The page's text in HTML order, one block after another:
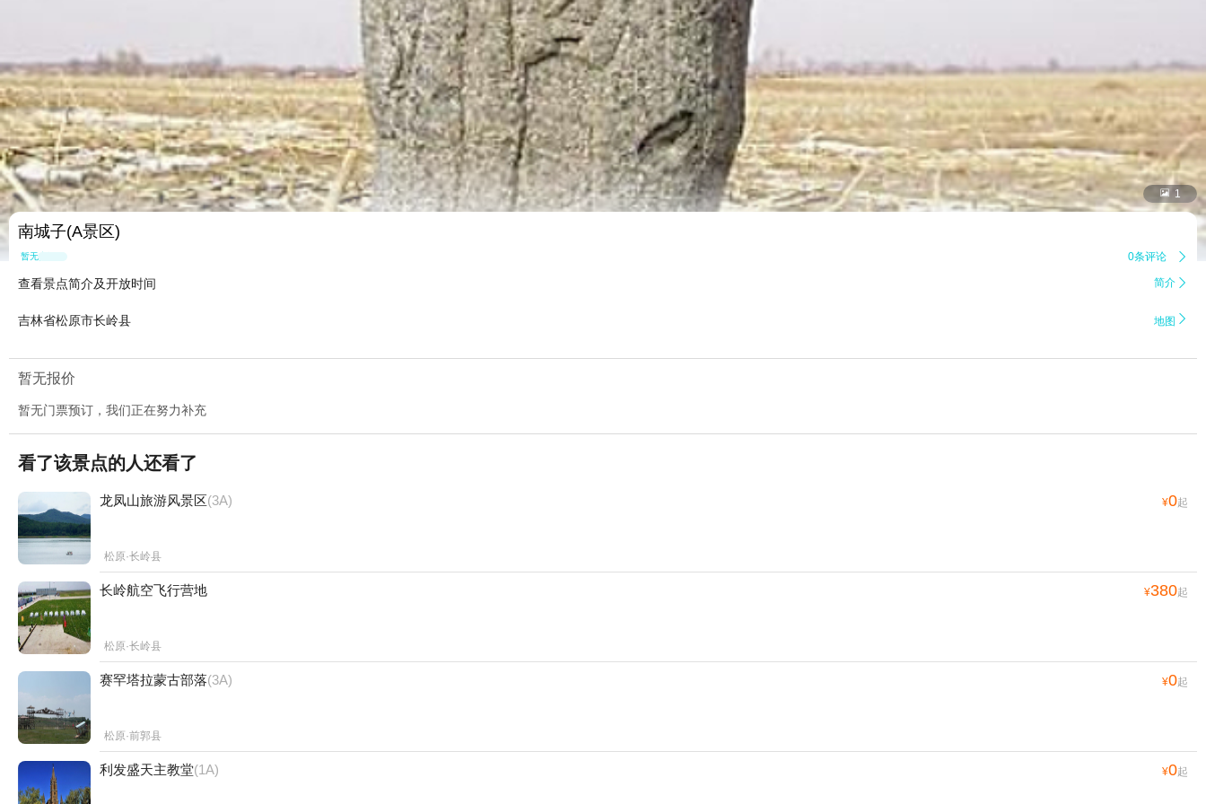
 1
南城子(A景区)
暂无点评 0条评论 
查看景点简介及开放时间 简介 
吉林省松原市长岭县 地图 
暂无报价
暂无门票预订，我们正在努力补充
看了该景点的人还看了
龙凤山旅游风景区(3A) ¥0起
松原·长岭县
长岭航空飞行营地 ¥380起
松原·长岭县
赛罕塔拉蒙古部落(3A) ¥0起
松原·前郭县
利发盛天主教堂(1A) ¥0起